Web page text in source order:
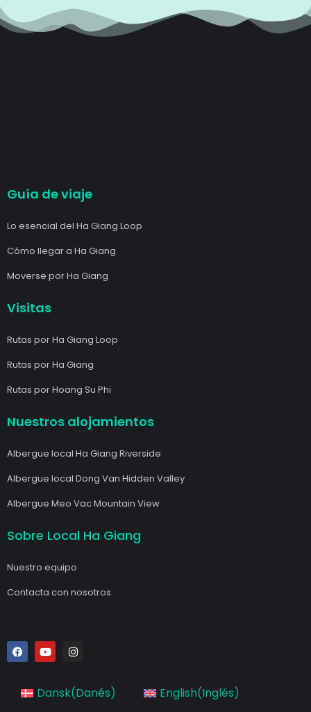
Guía de viaje
Lo esencial del Ha Giang Loop
Cómo llegar a Ha Giang
Moverse por Ha Giang
Visitas
Rutas por Ha Giang Loop
Rutas por Ha Giang
Rutas por Hoang Su Phi
Nuestros alojamientos
Albergue local Ha Giang Riverside
Albergue local Dong Van Hidden Valley
Albergue Meo Vac Mountain View
Sobre Local Ha Giang
Nuestro equipo
Contacta con nosotros
F
a
c
b
o
Y
o
u
u
b
I
n
a
g
Dansk(Danés) English(Inglés)